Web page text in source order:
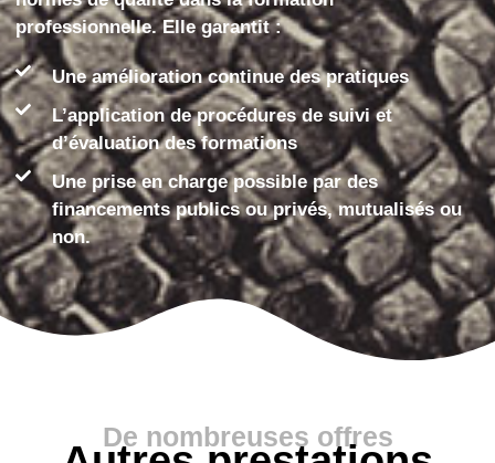
professionnelle. Elle garantit :
Une amélioration continue des pratiques
L’application de procédures de suivi et
d’évaluation des formations
Une prise en charge possible par des
financements publics ou privés, mutualisés ou
non.
De nombreuses offres